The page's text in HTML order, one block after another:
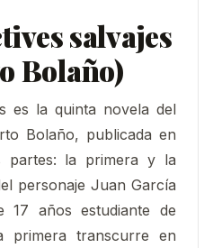
salvajes
Bolaño)
es la quinta novela del
Bolaño, publicada en
partes: la primera y la
personaje Juan García
17 años estudiante de
primera transcurre en